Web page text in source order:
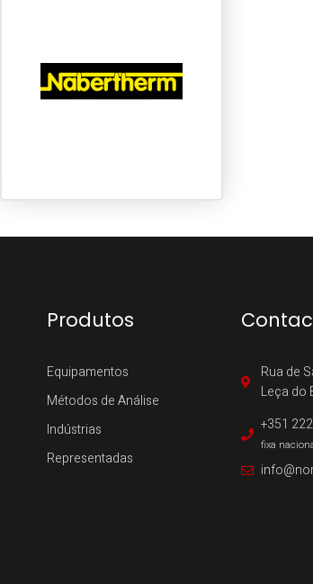
Produtos
Equipamentos
Métodos de Análise
Indústrias
Representadas
Rua de
Leça do
+351
fixa